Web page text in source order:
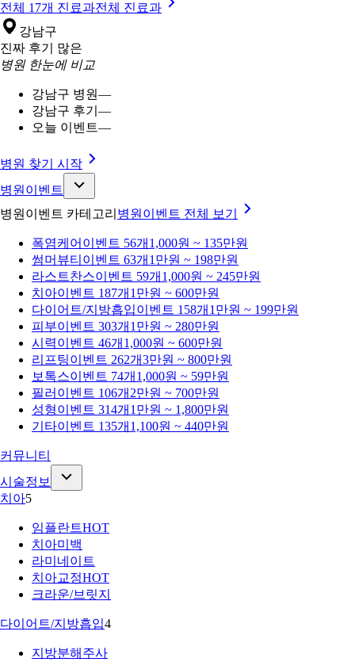
전체 17개 진료과전체 진료과
강남구
진짜 후기 많은
병원 한눈에 비교
강남구 병원—
강남구 후기 —
오늘 이벤트—
병원 찾기 시작
병원이벤트
병원이벤트 카테고리 병원이벤트 전체 보기
폭염케어 이벤트 56개 1,000원 ~ 135만원
썸머뷰티 이벤트 63개 1만원 ~ 198만원
라스트찬스이벤트 59개 1,000원 ~ 245만원
치아이벤트 187개 1만원 ~ 600만원
다이어트/지방흡입이벤트 158개 1만원 ~ 199만원
피부이벤트 303개 1만원 ~ 280만원
시력이벤트 46개 1,000원 ~ 600만원
리프팅이벤트 262개3만원 ~ 800만원
보톡스이벤트 74개 1,000원 ~ 59만원
필러 이벤트 106개 2만원 ~ 700만원
성형이벤트 314개 1만원 ~ 1,800만원
기타이벤트 135개 1,100원 ~ 440만원
커뮤니티
시술정보
치아5
임플란트HOT
치아미백
라미네이트
치아교정HOT
크라운/브릿지
다이어트/지방흡입4
지방분해주사